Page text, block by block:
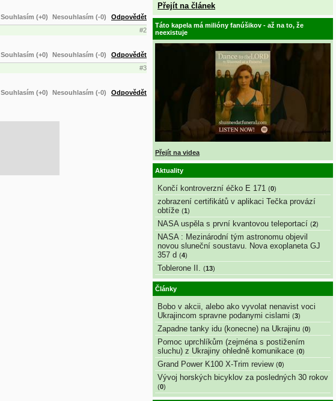
Souhlasím (+0) Nesouhlasím (-0) Odpovědět
#2
Souhlasím (+0) Nesouhlasím (-0) Odpovědět
#3
Souhlasím (+0) Nesouhlasím (-0) Odpovědět
Přejít na článek
Táto kapela má milióny fanúšikov - až na to, že
neexistuje
Přejít na videa
Aktuality
Končí kontroverzní éčko E 171 (0)
zobrazení certifikátů v aplikaci Tečka provází
obtíže (1)
NASA uspěla s první kvantovou teleportací (2)
NASA : Mezinárodní tým astronomu objevil
novou sluneční soustavu. Nova exoplaneta GJ
357 d (4)
Toblerone II. (13)
Články
Bobo v akcii, alebo ako vyvolat nenavist voci
Ukrajincom spravne podanymi cislami (3)
Zapadne tanky idu (konecne) na Ukrajinu (0)
Pomoc uprchlíkům (zejména s postižením
sluchu) z Ukrajiny ohledně komunikace (0)
Grand Power K100 X-Trim review (0)
Vývoj horských bicyklov za posledných 30 rokov
(0)